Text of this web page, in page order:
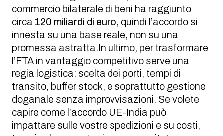
commercio bilaterale di beni ha raggiunto
circa 120 miliardi di euro, quindi l’accordo si
innesta su una base reale, non su una
promessa astratta.In ultimo, per trasformare
l’FTA in vantaggio competitivo serve una
regia logistica: scelta dei porti, tempi di
transito, buffer stock, e soprattutto gestione
doganale senza improvvisazioni. Se volete
capire come l’accordo UE-India può
impattare sulle vostre spedizioni e su costi,